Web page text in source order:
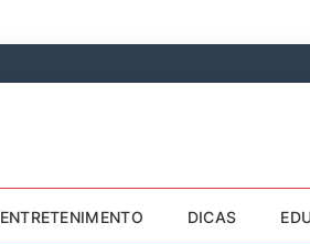
ENTRETENIMENTO DICAS